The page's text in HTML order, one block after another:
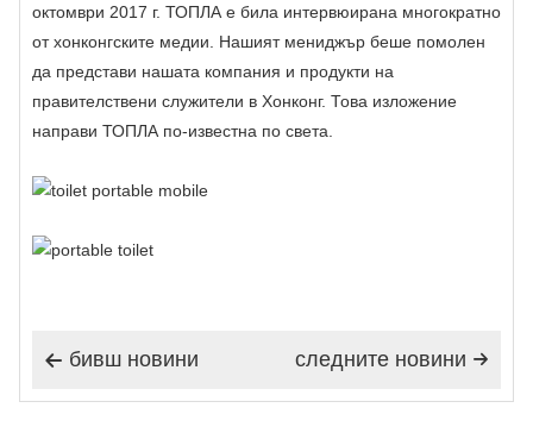
октомври 2017 г. ТОПЛА е била интервюирана многократно
от хонконгските медии. Нашият мениджър беше помолен
да представи нашата компания и продукти на
правителствени служители в Хонконг. Това изложение
направи ТОПЛА по-известна по света.
 бивш новини 
следните новини